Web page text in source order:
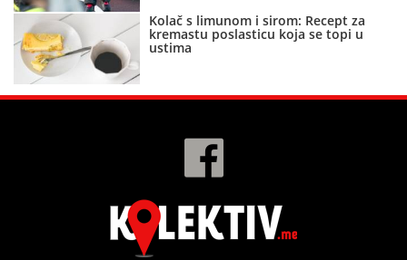
Kolač s limunom i sirom: Recept za
kremastu poslasticu koja se topi u
ustima